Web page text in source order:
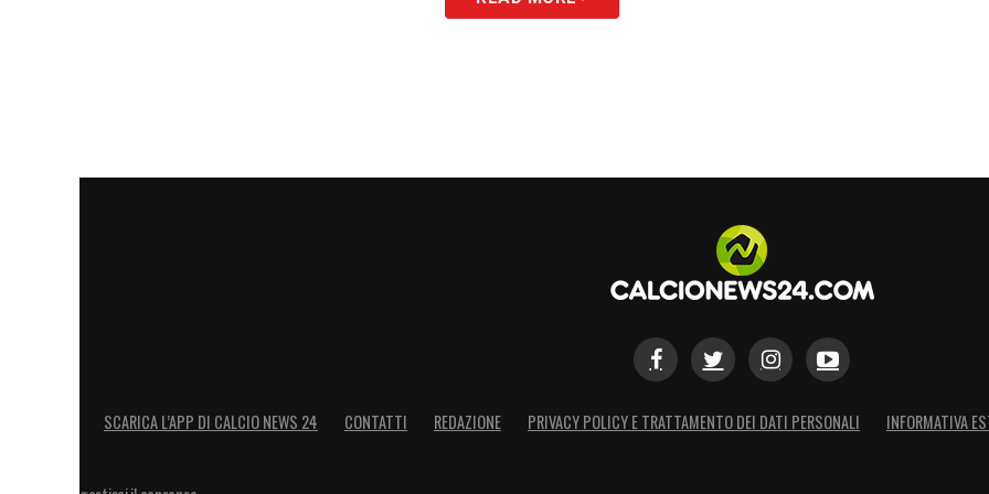
LA PLAYLIST DELLE NOSTRE TOP NEWS
SCARICA L’APP DI CALCIO NEWS 24 CONTATTI REDAZIONE PRIVACY POLICY E TRATTAMENTO DEI DATI PERSONALI INFORMATIVA